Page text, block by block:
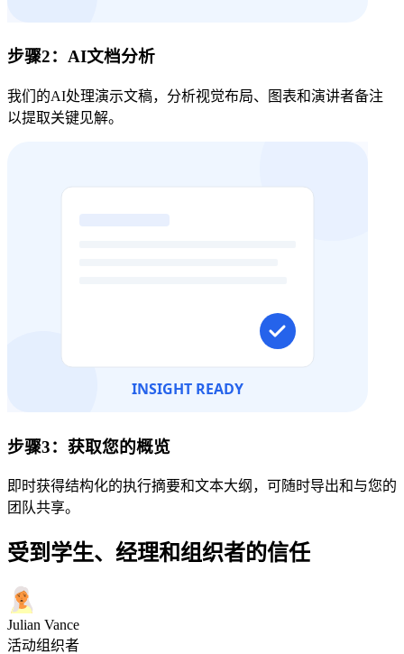
步骤2：AI文档分析
我们的AI处理演示文稿，分析视觉布局、图表和演讲者备注
以提取关键见解。
步骤3：获取您的概览
即时获得结构化的执行摘要和文本大纲，可随时导出和与您的
团队共享。
受到学生、经理和组织者的信任
Julian Vance
活动组织者